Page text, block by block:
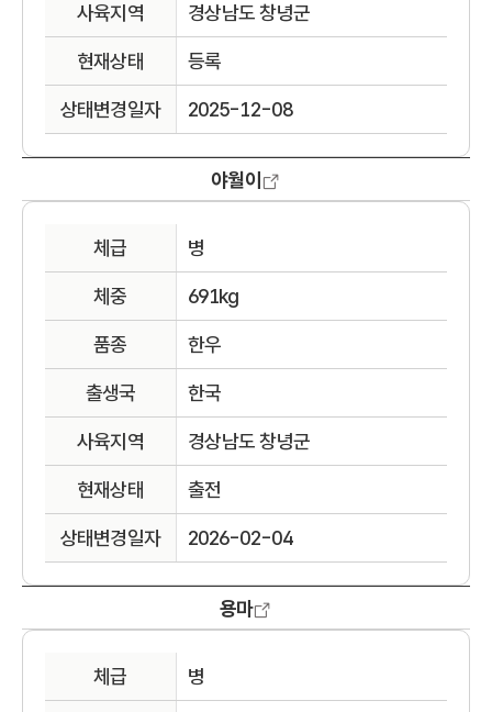
사육지역 경상남도 창녕군
현재상태 등록
상태변경일자 2025-12-08
야월이
체급 병
체중 691kg
품종 한우
출생국 한국
사육지역 경상남도 창녕군
현재상태 출전
상태변경일자 2026-02-04
용마
체급 병